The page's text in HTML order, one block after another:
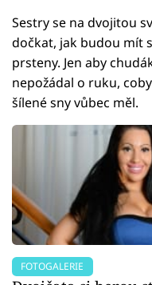
Sestry se na dvojitou
dočkat, jak budou mít
prsteny. Jen aby
nepožádal o ruku,
šílené sny vůbec měl.
FOTOGALERIE